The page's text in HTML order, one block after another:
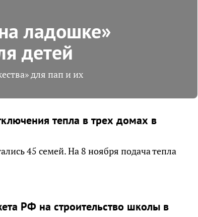
ладошке»
детей
для пап и их
тепла в трех домах в
45 семей. На 8 ноября подача тепла
РФ на строительство школы в